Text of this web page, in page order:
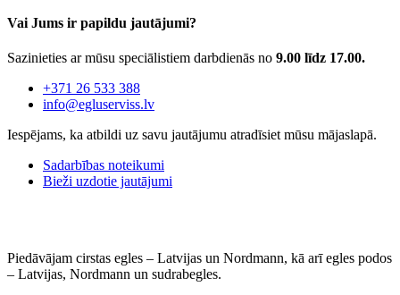
Vai Jums ir papildu jautājumi?
Sazinieties ar mūsu speciālistiem darbdienās no 9.00 līdz 17.00.
+371 26 533 388
info@egluserviss.lv
Iespējams, ka atbildi uz savu jautājumu atradīsiet mūsu mājaslapā.
Sadarbības noteikumi
Bieži uzdotie jautājumi
Piedāvājam cirstas egles – Latvijas un Nordmann, kā arī egles podos
– Latvijas, Nordmann un sudrabegles.